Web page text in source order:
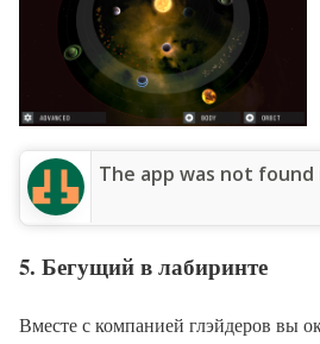
The app was not
5. Бегущий в лабиринте
Вместе с компанией глэйдеров вы